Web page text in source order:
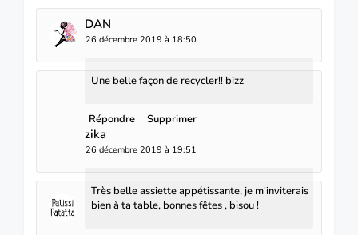
DAN
26 décembre 2019 à 18:50
Une belle façon de recycler!! bizz
Répondre Supprimer
zika
26 décembre 2019 à 19:51
Très belle assiette appétissante, je m'inviterais
bien à ta table, bonnes fêtes , bisou !